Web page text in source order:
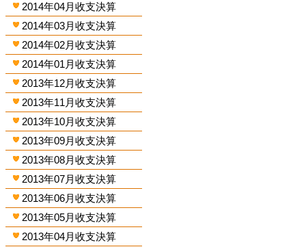
2014年04月收支決算
2014年03月收支決算
2014年02月收支決算
2014年01月收支決算
2013年12月收支決算
2013年11月收支決算
2013年10月收支決算
2013年09月收支決算
2013年08月收支決算
2013年07月收支決算
2013年06月收支決算
2013年05月收支決算
2013年04月收支決算